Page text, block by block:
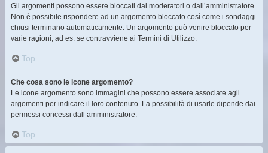
Gli argomenti possono essere bloccati dai moderatori o dall’amministratore.
Non è possibile rispondere ad un argomento bloccato così come i sondaggi
chiusi terminano automaticamente. Un argomento può venire bloccato per
varie ragioni, ad es. se contravviene ai Termini di Utilizzo.
Top
Che cosa sono le icone argomento?
Le icone argomento sono immagini che possono essere associate agli
argomenti per indicare il loro contenuto. La possibilità di usarle dipende dai
permessi concessi dall’amministratore.
Top